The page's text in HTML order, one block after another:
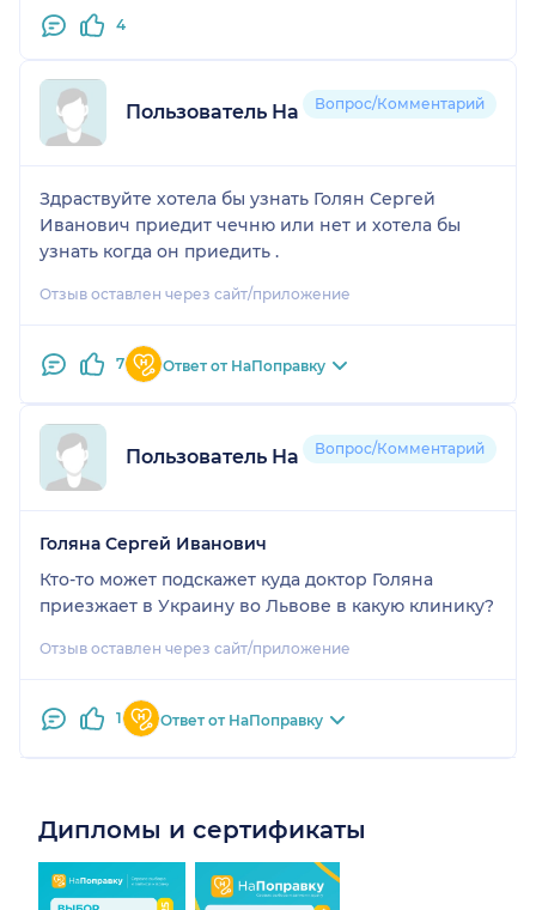
4
Пользователь НаПоправкуВопрос/Комментарий
Здраствуйте хотела бы узнать Голян Сергей
Иванович приедит чечню или нет и хотела бы
узнать когда он приедить .
Отзыв оставлен через сайт/приложение
7 Ответ от НаПоправку
Пользователь НаПоправкуВопрос/Комментарий
Голяна Сергей Иванович
Кто-то может подскажет куда доктор Голяна
приезжает в Украину во Львове в какую клинику?
Отзыв оставлен через сайт/приложение
1 Ответ от НаПоправку
Дипломы и сертификаты